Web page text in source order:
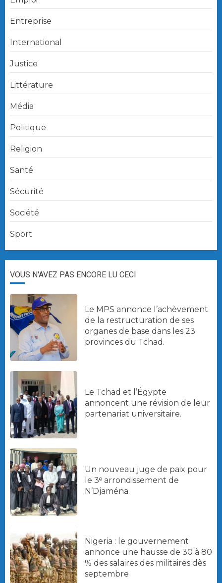
Entreprise
International
Justice
Littérature
Média
Politique
Religion
Santé
Sécurité
Société
Sport
VOUS N'AVEZ PAS ENCORE LU CECI
Le MPS annonce l’achèvement
de la restructuration de ses
organes de base dans les 23
provinces du Tchad.
Le Tchad et l’Égypte
annoncent une révision de leur
partenariat universitaire.
Un nouveau juge de paix pour
le 3ᵉ arrondissement de
N’Djaména.
Nigeria : le gouvernement
annonce une hausse de 30 à 80
% des salaires des militaires dès
septembre